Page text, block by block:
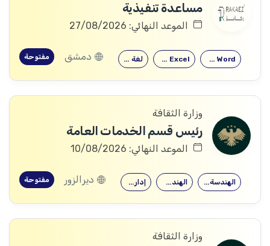
مساعدة تنفيذية
الموعد النهائي: 27/08/2026
لغة إنكليزية Microsoft Excel Microsoft Word دمشق مفتوحة
وزارة الثقافة
رئيس قسم الخدمات العامة
الموعد النهائي: 10/08/2026
إدارة الأعمال الهندسة المدنية الهندسة الميكانيكية ديرالزور مفتوحة
وزارة الثقافة